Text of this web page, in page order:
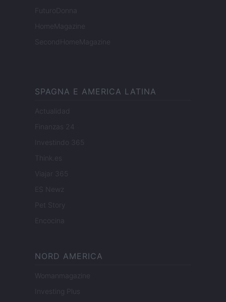
FuturoDonna
HomeMagazine
SecondHomeMagazine
SPAGNA E AMERICA LATINA
Actualidad
Finanzas 24
Investindo 365
Think.es
Viajar 365
ES Newz
Pet Story
Encocina
NORD AMERICA
Womanmagazine
Investing Plus